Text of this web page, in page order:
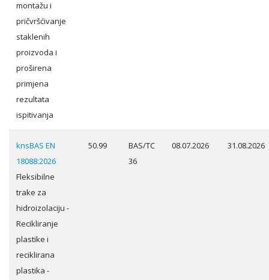
montažu i
pričvršćivanje
staklenih
proizvoda i
proširena
primjena
rezultata
ispitivanja
knsBAS EN
18088:2026
Fleksibilne
trake za
hidroizolaciju -
Recikliranje
plastike i
reciklirana
plastika -
50.99
BAS/TC
36
08.07.2026 31.08.2026